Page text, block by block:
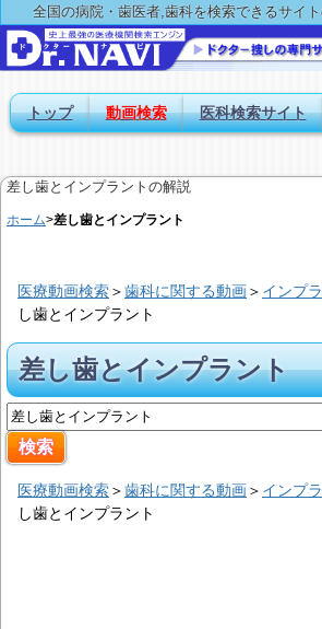
全国の病院・歯医者,歯科を検索できるサイ
トップ 動画検索 医科検索サイト
差し歯とインプラントの解説
ホーム>差し歯とインプラント
医療動画検索＞歯科に関する動画＞ インプ
し歯とインプラント
差し歯とインプラント
医療動画検索＞歯科に関する動画＞ インプ
し歯とインプラント